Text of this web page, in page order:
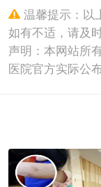
温馨提示：以
如有不适，请及
声明：本网站所
医院官方实际公